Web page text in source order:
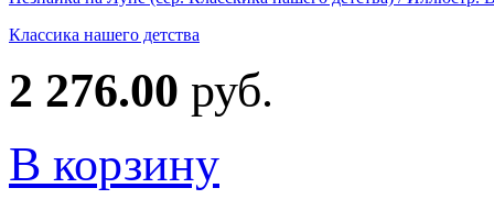
Классика нашего детства
2 276.00 руб.
В корзину